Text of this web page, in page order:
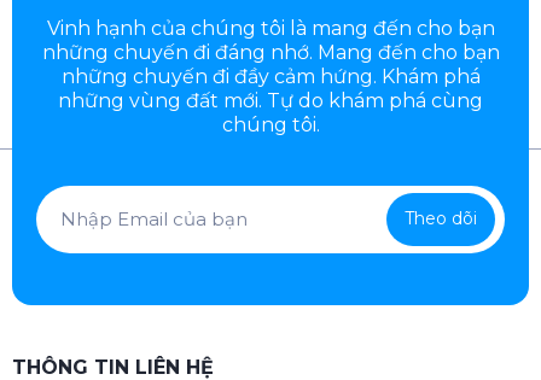
Vinh hạnh của chúng tôi là mang đến cho bạn
những chuyến đi đáng nhớ. Mang đến cho bạn
những chuyến đi đầycảm hứng. Khám phá
những vùng đất mới. Tự do khám phá cùng
chúng tôi.
Theo dõi
THÔNG TIN LIÊN HỆ